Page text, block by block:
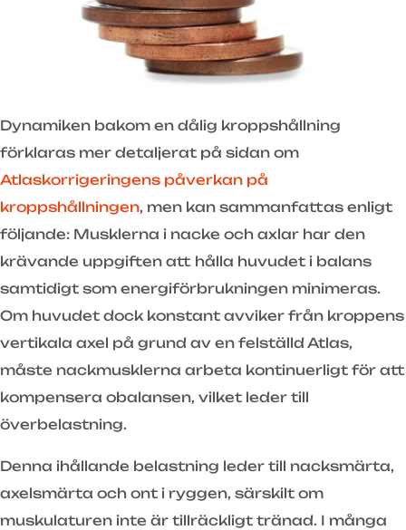
Dynamiken bakom en dålig kroppshållning
förklaras mer detaljerat på sidan om
Atlaskorrigeringens påverkan på
kroppshållningen, men kan sammanfattas enligt
följande: Musklerna i nacke och axlar har den
krävande uppgiften att hålla huvudet i balans
samtidigt som energiförbrukningen minimeras.
Om huvudet dock konstant avviker från kroppens
vertikala axel på grund av en felställd Atlas,
måste nackmusklerna arbeta kontinuerligt för att
kompensera obalansen, vilket leder till
överbelastning.
Denna ihållande belastning leder till nacksmärta,
axelsmärta och ont i ryggen, särskilt om
muskulaturen inte är tillräckligt tränad. I många